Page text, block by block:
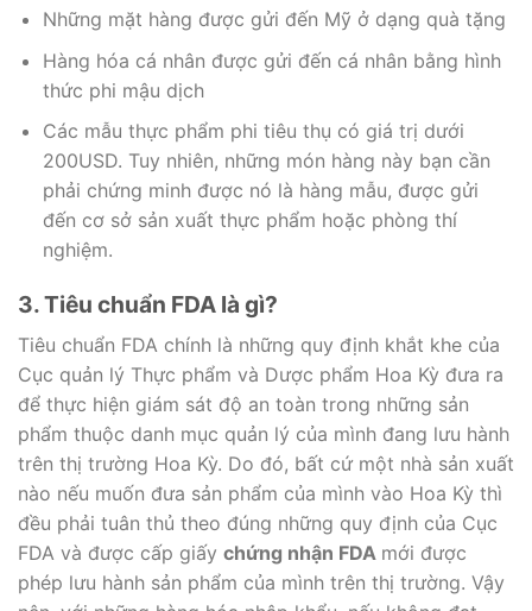
Những mặt hàng được gửi đến Mỹ ở dạng quà tặng
Hàng hóa cá nhân được gửi đến cá nhân bằng hình
thức phi mậu dịch
Các mẫu thực phẩm phi tiêu thụ có giá trị dưới
200USD. Tuy nhiên, những món hàng này bạn cần
phải chứng minh được nó là hàng mẫu, được gửi
đến cơ sở sản xuất thực phẩm hoặc phòng thí
nghiệm.
3. Tiêu chuẩn FDA là gì?
Tiêu chuẩn FDA chính là những quy định khắt khe của
Cục quản lý Thực phẩm và Dược phẩm Hoa Kỳ đưa ra
để thực hiện giám sát độ an toàn trong những sản
phẩm thuộc danh mục quản lý của mình đang lưu hành
trên thị trường Hoa Kỳ. Do đó, bất cứ một nhà sản xuất
nào nếu muốn đưa sản phẩm của mình vào Hoa Kỳ thì
đều phải tuân thủ theo đúng những quy định của Cục
FDA và được cấp giấy chứng nhận FDA mới được
phép lưu hành sản phẩm của mình trên thị trường. Vậy